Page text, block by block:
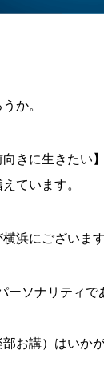
か。
きに生きたい】
ています。
浜にございます
ソナリティで
お講）はいか